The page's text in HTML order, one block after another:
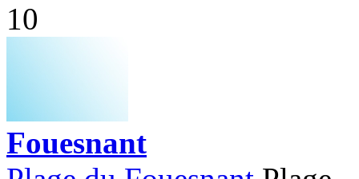
10
Fouesnant